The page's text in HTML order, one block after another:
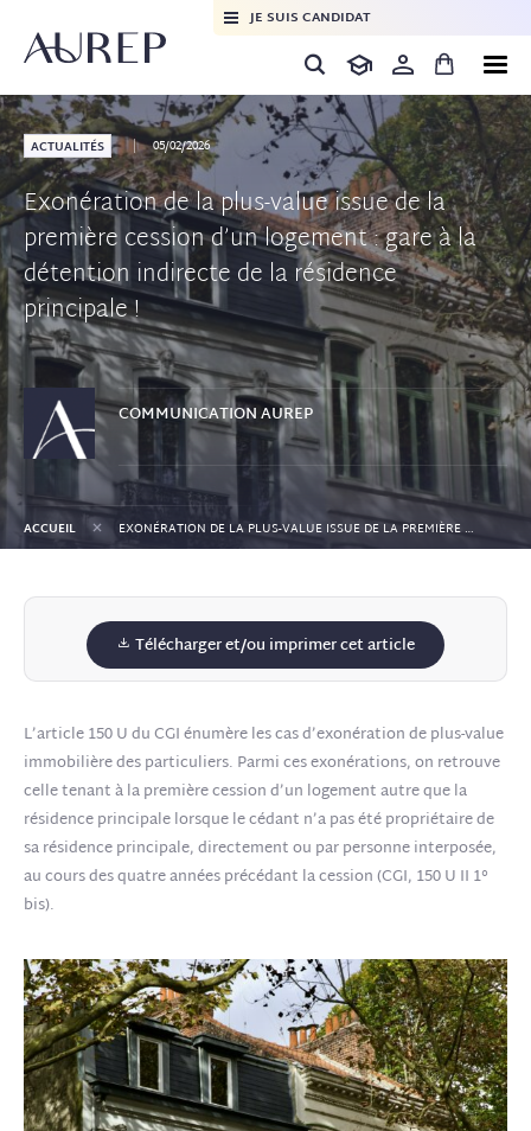
JE SUIS CANDIDAT
ACTUALITÉS 05/02/2026
Exonération de la plus-value issue de la
première cession d’un logement : gare à la
détention indirecte de la résidence
principale !
COMMUNICATIONAUREP
ACCUEIL + EXONÉRATION DE LA PLUS-VALUE ISSUE DE LA PREMIÈRE CESSION D’UN LOGEMENT : GARE À LA DÉTENTION INDIRECTE DE LA RÉSIDENCE PRINCIPALE !
Télécharger et/ou imprimer cet article
L’article 150 U du CGI énumère les cas d’exonération de plus-value
immobilière des particuliers. Parmi ces exonérations, on retrouve
celle tenant à la première cession d’un logement autre que la
résidence principale lorsque le cédant n’a pas été propriétaire de
sa résidence principale, directement ou par personne interposée,
au cours des quatre années précédant la cession (CGI, 150 U II 1°
bis).